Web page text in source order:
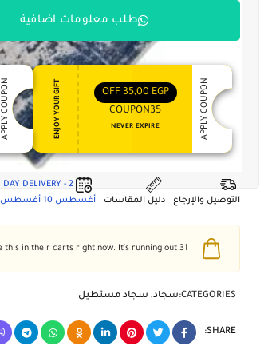
طلب معلومات اضافية
ENJOY YOUR GIFT 35,00 EGP
OFF
COUPON35
NEVER EXPIRE APPLY COUPON
APPLY COUPON
التوصيل والإرجاع دليل المقاسات
2 - DAY DELIVERY
أغسطس 10
أغسطس 14
31
CATEGORIES: سجاد, سجاد مستطيل
SHARE: